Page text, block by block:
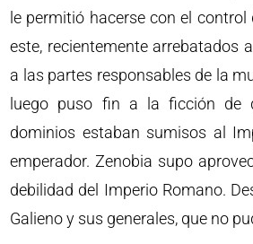
le permitió hacerse con el control
este, recientemente arrebatados
a las partes responsables de la
luego puso fin a la ficción de
dominios estaban sumisos al
emperador. Zenobia supo
debilidad del Imperio Romano.
Galieno y sus generales, que no